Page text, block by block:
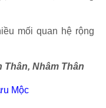
mối quan hệ rộng
Nhâm Thân
Mộc